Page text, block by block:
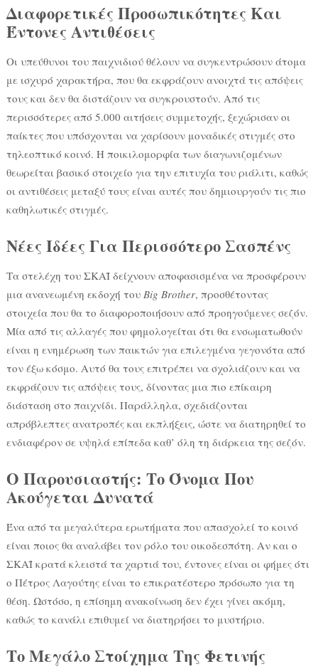
Διαφορετικές Προσωπικότητες Και
Έντονες Αντιθέσεις
Οι υπεύθυνοι του παιχνιδιού θέλουν να συγκεντρώσουν άτομα
με ισχυρό χαρακτήρα, που θα εκφράζουν ανοιχτά τις απόψεις
τους και δεν θα διστάζουν να συγκρουστούν. Από τις
περισσότερες από 5.000 αιτήσεις συμμετοχής, ξεχώρισαν οι
παίκτες που υπόσχονται να χαρίσουν μοναδικές στιγμές στο
τηλεοπτικό κοινό. Η ποικιλομορφία των διαγωνιζομένων
θεωρείται βασικό στοιχείο για την επιτυχία του ριάλιτι, καθώς
οι αντιθέσεις μεταξύ τους είναι αυτές που δημιουργούν τις πιο
καθηλωτικές στιγμές.
Νέες Ιδέες Για Περισσότερο Σασπένς
Τα στελέχη του ΣΚΑΪ δείχνουν αποφασισμένα να προσφέρουν
μια ανανεωμένη εκδοχή του Big Brother, προσθέτοντας
στοιχεία που θα το διαφοροποιήσουν από προηγούμενες σεζόν.
Μία από τις αλλαγές που φημολογείται ότι θα ενσωματωθούν
είναι η ενημέρωση των παικτών για επιλεγμένα γεγονότα από
τον έξω κόσμο. Αυτό θα τους επιτρέπει να σχολιάζουν και να
εκφράζουν τις απόψεις τους, δίνοντας μια πιο επίκαιρη
διάσταση στο παιχνίδι. Παράλληλα, σχεδιάζονται
απρόβλεπτες ανατροπές και εκπλήξεις, ώστε να διατηρηθεί το
ενδιαφέρον σε υψηλά επίπεδα καθ’ όλη τη διάρκεια της σεζόν.
Ο Παρουσιαστής: Το Όνομα Που
Ακούγεται Δυνατά
Ένα από τα μεγαλύτερα ερωτήματα που απασχολεί το κοινό
είναι ποιος θα αναλάβει τον ρόλο του οικοδεσπότη. Αν και ο
ΣΚΑΪ κρατά κλειστά τα χαρτιά του, έντονες είναι οι φήμες ότι
ο Πέτρος Λαγούτης είναι το επικρατέστερο πρόσωπο για τη
θέση. Ωστόσο, η επίσημη ανακοίνωση δεν έχει γίνει ακόμη,
καθώς το κανάλι επιθυμεί να διατηρήσει το μυστήριο.
Το Μεγάλο Στοίχημα Της Φετινής